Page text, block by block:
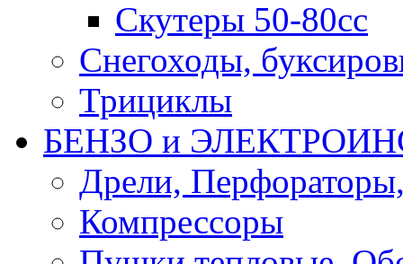
Скутеры 50-80сс
Снегоходы,
Трициклы
БЕНЗО и
Дрели,
Компрессоры